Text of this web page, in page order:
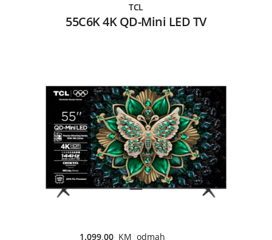
TCL
55C6K 4K QD-Mini LED TV
1.099,00 KM odmah